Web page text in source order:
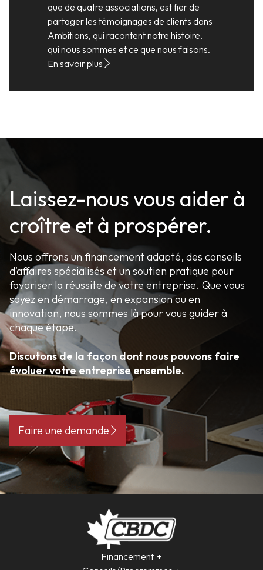
que de quatre associations, est fier de
partager les témoignages de clients dans
Ambitions, qui racontent notre histoire,
qui nous sommes et ce que nous faisons.
En savoir plus
Laissez-nous vous aider à
croître et à prospérer.
Nous offrons un financement adapté, des conseils
d’affaires spécialisés et un soutien pratique pour
favoriser la réussite de votre entreprise. Que vous
soyez en démarrage, en expansion ou en
innovation, nous sommes là pour vous guider à
chaque étape.
Discutons de la façon dont nous pouvons faire
évoluer votre entreprise ensemble.
Faire une demande
Financement